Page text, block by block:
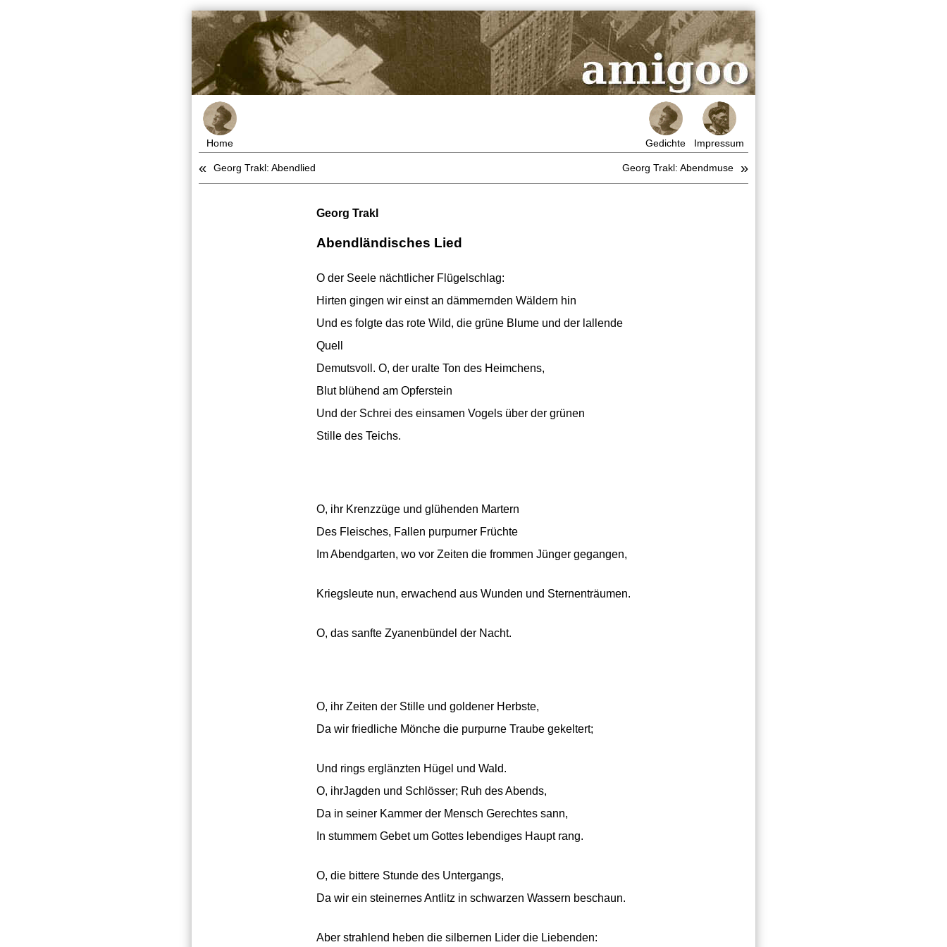
Home Gedichte Impressum
« Georg Trakl: Abendlied Georg Trakl: Abendmuse »
Georg Trakl
Abendländisches Lied
O der Seele nächtlicher Flügelschlag:
Hirten gingen wir einst an dämmernden Wäldern hin
Und es folgte das rote Wild, die grüne Blume und der lallende
Quell
Demutsvoll. O, der uralte Ton des Heimchens,
Blut blühend am Opferstein
Und der Schrei des einsamen Vogels über der grünen
Stille des Teichs.
O, ihr Krenzzüge und glühenden Martern
Des Fleisches, Fallen purpurner Früchte
Im Abendgarten, wo vor Zeiten die frommen Jünger gegangen,
Kriegsleute nun, erwachend aus Wunden und Sternenträumen.
O, das sanfte Zyanenbündel der Nacht.
O, ihr Zeiten der Stille und goldener Herbste,
Da wir friedliche Mönche die purpurne Traube gekeltert;
Und rings erglänzten Hügel und Wald.
O, ihrJagden und Schlösser; Ruh des Abends,
Da in seiner Kammer der Mensch Gerechtes sann,
In stummem Gebet um Gottes lebendiges Haupt rang.
O, die bittere Stunde des Untergangs,
Da wir ein steinernes Antlitz in schwarzen Wassern beschaun.
Aber strahlend heben die silbernen Lider die Liebenden: